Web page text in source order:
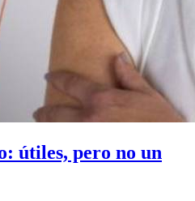
útiles, pero no un